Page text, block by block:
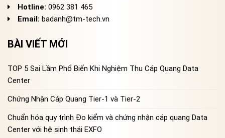
Hotline: 0962 381 465
Email: badanh@tm-tech.vn
BÀI VIẾT MỚI
TOP 5 Sai Lầm Phổ Biến Khi Nghiệm Thu Cáp Quang Data
Center
Chứng Nhận Cáp Quang Tier-1 và Tier-2
Chuẩn hóa quy trình Đo kiểm và chứng nhận cáp quang Data
Center với hệ sinh thái EXFO